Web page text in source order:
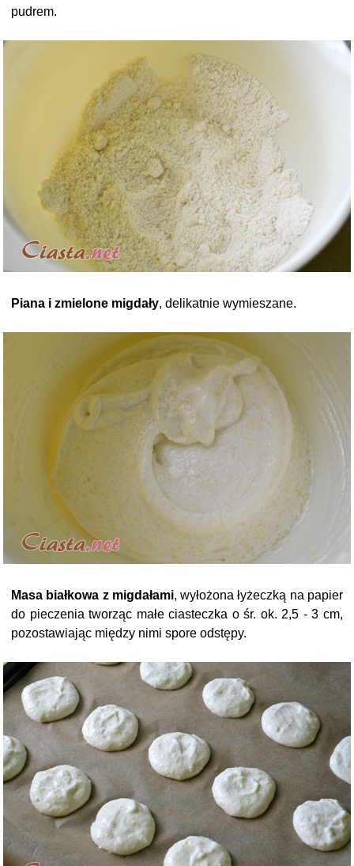
pudrem.
Piana i zmielone migdały, delikatnie wymieszane.
Masa białkowa z migdałami, wyłożona łyżeczką na papier
do pieczenia tworząc małe ciasteczka o śr. ok. 2,5 - 3 cm,
pozostawiając między nimi spore odstępy.